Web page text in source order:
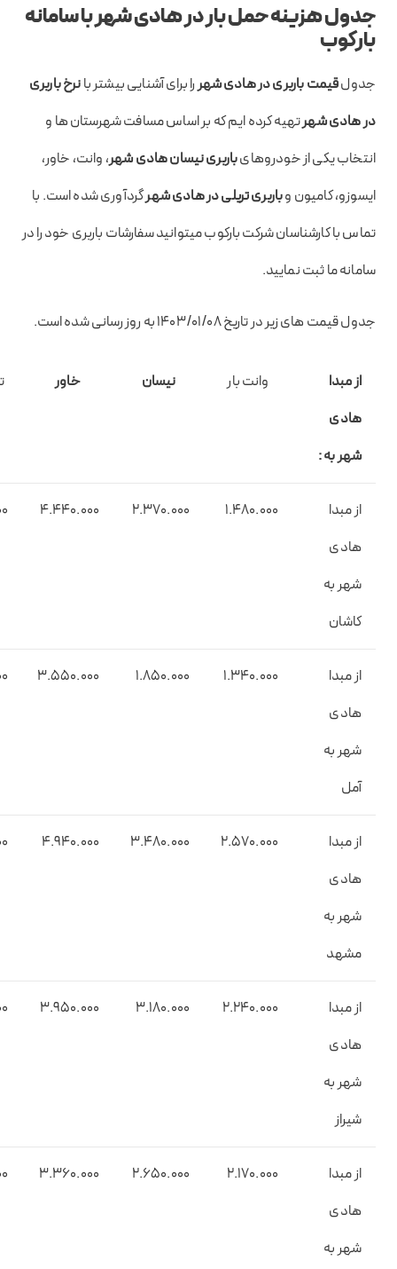
جدول هزینه حمل بار در هادی شهر با سامانه
بارکوب
جدولقیمت باربری در هادی شهر را برای آشنایی بیشتر بانرخ باربری
در هادی شهرتهیه کرده ایم که بر اساس مسافت شهرستان ها و
انتخاب یکی از خودروهایباربری نیسان هادی شهر، وانت، خاور،
ایسوزو، کامیون وباربری تریلی در هادی شهرگردآوری شده است. با
تماس با کارشناسان شرکت بارکوب میتوانید سفارشات باربری خود را در
سامانه ما ثبت نمایید.
جدول قیمت های زیر در تاریخ ۱۴۰۳/۰۱/۰۸ به روز رسانی شده است.
از مبدا
هادی
شهر به :
وانت بار نیسان خاور
از مبدا
هادی
شهر به
کاشان
1.۴۸0.000 2.۳۷0.000 4.4۴0.000
از مبدا
هادی
شهر به
آمل
1.۳۴0.000 1.۸۵0.000 3.۵۵0.000
از مبدا
هادی
شهر به
مشهد
۲.5۷0.000 3.4۸0.000 4.9۴0.000
از مبدا
هادی
شهر به
شیراز
2.۲۴0.000 3.۱۸0.000 ۳.9۵0.000
از مبدا
هادی
شهر به
2.۱۷0.000 2.۶۵0.000 3.۳۶0.000